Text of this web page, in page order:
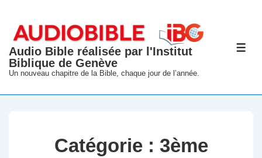
passer
contenu
principal
Audio Bible réalisée par l'Institut
Biblique de Genève
Un nouveau chapitre de la Bible, chaque jour de l’année.
Catégorie : 3ème